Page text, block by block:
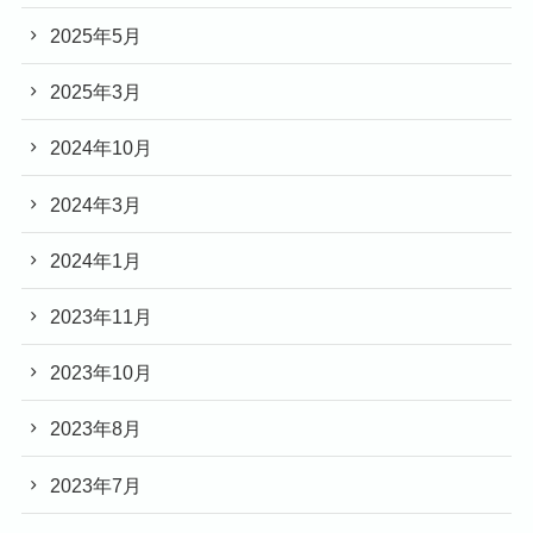
2025年5月
2025年3月
2024年10月
2024年3月
2024年1月
2023年11月
2023年10月
2023年8月
2023年7月